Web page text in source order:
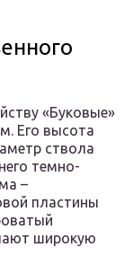
«Буковые»
Его высота
ствола
темно-
–
пластины
широкую